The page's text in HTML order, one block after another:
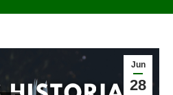
Jun
28